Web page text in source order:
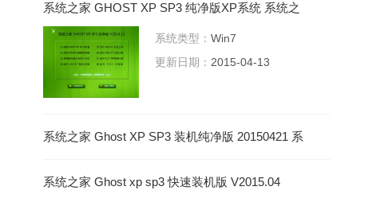
系统之家 GHOST XP SP3 纯净版XP系统 系统之
系统类型： Win7
更新日期： 2015-04-13
系统之家 Ghost XP SP3 装机纯净版 20150421 系
系统之家 Ghost xp sp3 快速装机版 V2015.04